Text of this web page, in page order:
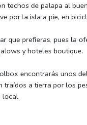
techos de palapa al
por la isla a pie, en
que prefieras, pues la
y hoteles boutique.
encontrarás unos
traídos a tierra por los
local.